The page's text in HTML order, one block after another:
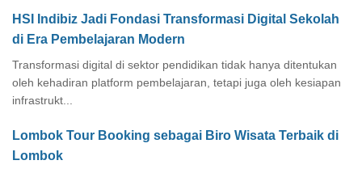
HSI Indibiz Jadi Fondasi Transformasi Digital Sekolah
di Era Pembelajaran Modern
Transformasi digital di sektor pendidikan tidak hanya ditentukan
oleh kehadiran platform pembelajaran, tetapi juga oleh kesiapan
infrastrukt...
Lombok Tour Booking sebagai Biro Wisata Terbaik di
Lombok